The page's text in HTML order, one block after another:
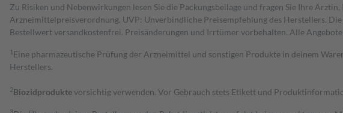
Zu Risiken und Nebenwirkungen lesen Sie die Packungsbeilage und fragen Sie Ihre
Arzneimittelpreisverordnung. UVP: Unverbindliche Preisempfehlung des Herstellers.
Bestell­wert versand­kosten­frei. Preisänderungen und Irrtümer vorbehalten. Alle
1 Eine pharmazeutische Prüfung der Arzneimittel und sonstigen Produkte in deinem
Herstellers.
2Biozidproduktevorsichtig verwenden. Vor Gebrauch stets Etikett und